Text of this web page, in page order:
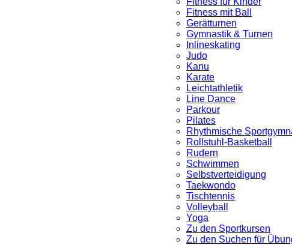
Fitness mit Ball
Gerätturnen
Gymnastik & Turnen
Inlineskating
Judo
Kanu
Karate
Leichtathletik
Line Dance
Parkour
Pilates
Rhythmische
Rollstuhl-Basketball
Rudern
Schwimmen
Selbstverteidigung
Taekwondo
Tischtennis
Volleyball
Yoga
Zu den Sportkursen
Zu den Suchen für